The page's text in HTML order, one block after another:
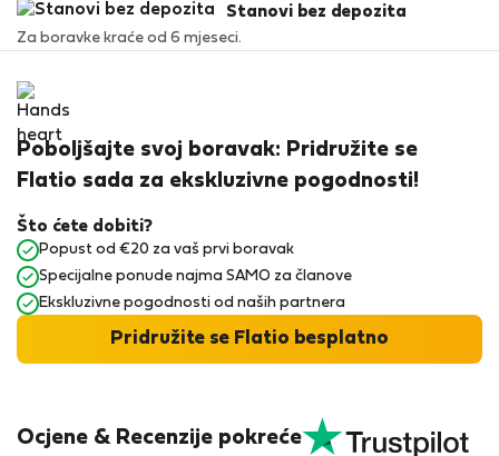
Stanovi bez depozita
Za boravke kraće od 6 mjeseci.
Ocjene & Recenzije pokreće
Poboljšajte svoj boravak: Pridružite se
Flatio sada za ekskluzivne pogodnosti!
Što ćete dobiti?
Popust od €20 za vaš prvi boravak
Specijalne ponude najma SAMO za članove
Ekskluzivne pogodnosti od naših partnera
Pridružite se Flatio besplatno